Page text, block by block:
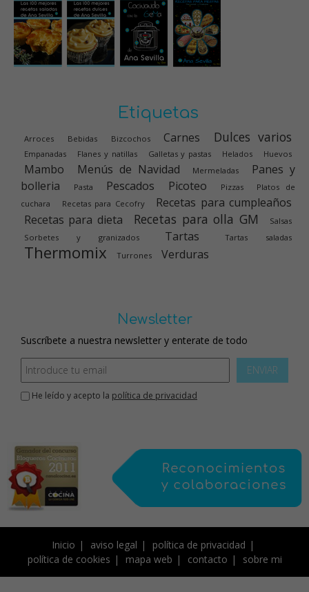
Etiquetas
Arroces Bebidas Bizcochos Carnes Dulces varios
Empanadas Flanes y natillas Galletas y pastas Helados Huevos
Mambo Menús de Navidad Mermeladas
Panes y
bolleria
Pasta Pescados Picoteo Pizzas
Platos de
cuchara
Recetas para Cecofry
Recetas para cumpleaños
Recetas para dieta
Recetas para olla GM
Salsas
Sorbetes y granizados
Tartas Tartas saladas
Thermomix Turrones Verduras
Newsletter
Suscríbete a nuestra newsletter y enterate de todo
ENVIAR
He leído y acepto la política de privacidad
Inicio aviso legal
política de privacidad
política de cookies
mapa web contacto sobre mi